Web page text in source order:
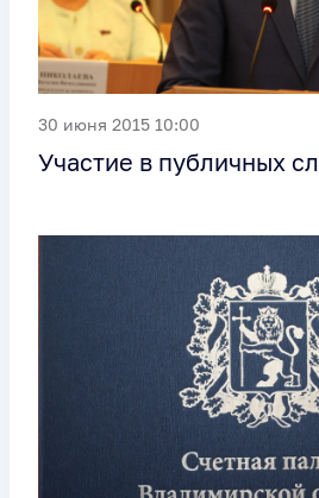
30 июня 2015 10:00
Участие в публичных